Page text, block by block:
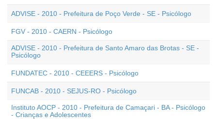
ADVISE - 2010 - Prefeitura de Poço Verde - SE - Psicólogo
FGV - 2010 - CAERN - Psicólogo
ADVISE - 2010 - Prefeitura de Santo Amaro das Brotas - SE -
Psicólogo
FUNDATEC - 2010 - CEEERS - Psicólogo
FUNCAB - 2010 - SEJUS-RO - Psicólogo
Instituto AOCP - 2010 - Prefeitura de Camaçari - BA - Psicólogo
- Crianças e Adolescentes